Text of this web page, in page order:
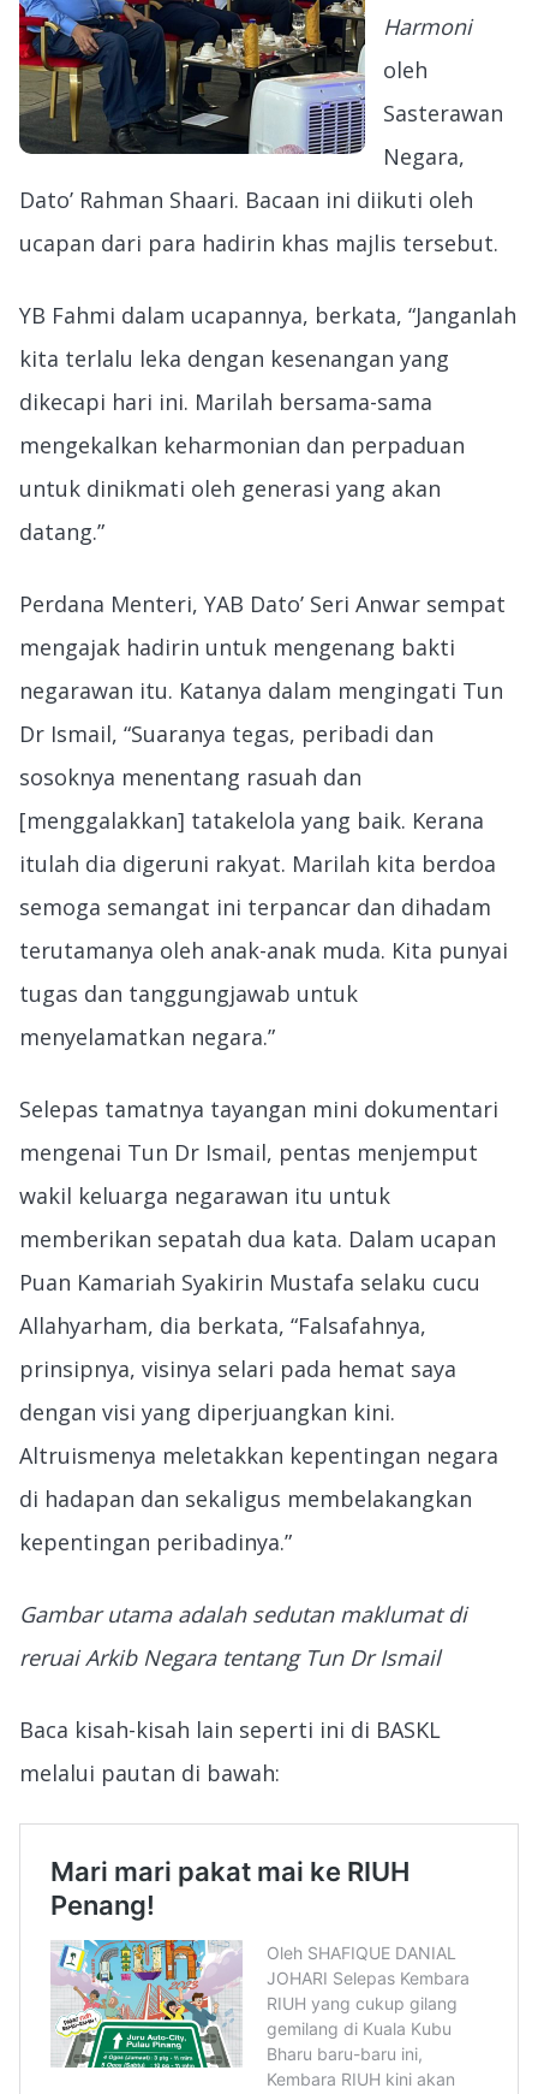
Harmoni
oleh
Sasterawan
Negara,
Dato’ Rahman Shaari. Bacaan ini diikuti oleh
ucapan dari para hadirin khas majlis tersebut.
YB Fahmi dalam ucapannya, berkata, “Janganlah
kita terlalu leka dengan kesenangan yang
dikecapi hari ini. Marilah bersama-sama
mengekalkan keharmonian dan perpaduan
untuk dinikmati oleh generasi yang akan
datang.”
Perdana Menteri, YAB Dato’ Seri Anwar sempat
mengajak hadirin untuk mengenang bakti
negarawan itu. Katanya dalam mengingati Tun
Dr Ismail, “Suaranya tegas, peribadi dan
sosoknya menentang rasuah dan
[menggalakkan] tatakelola yang baik. Kerana
itulah dia digeruni rakyat. Marilah kita berdoa
semoga semangat ini terpancar dan dihadam
terutamanya oleh anak-anak muda. Kita punyai
tugas dan tanggungjawab untuk
menyelamatkan negara.”
Selepas tamatnya tayangan mini dokumentari
mengenai Tun Dr Ismail, pentas menjemput
wakil keluarga negarawan itu untuk
memberikan sepatah dua kata. Dalam ucapan
Puan Kamariah Syakirin Mustafa selaku cucu
Allahyarham, dia berkata, “Falsafahnya,
prinsipnya, visinya selari pada hemat saya
dengan visi yang diperjuangkan kini.
Altruismenya meletakkan kepentingan negara
di hadapan dan sekaligus membelakangkan
kepentingan peribadinya.”
Gambar utama adalah sedutan maklumat di
reruai Arkib Negara tentang Tun Dr Ismail
Baca kisah-kisah lain seperti ini di BASKL
melalui pautan di bawah: